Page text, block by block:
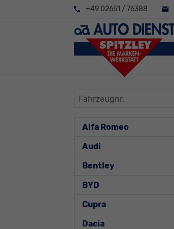
+49 02651 / 76388
Fahrzeugnr.
Alfa Romeo
Audi
Bentley
BYD
Cupra
Dacia